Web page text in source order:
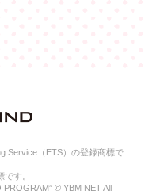
めに必要がある場合であ
成の推進のために特に必
Service（ETS）の登録商標で
す。
© YBM NET All